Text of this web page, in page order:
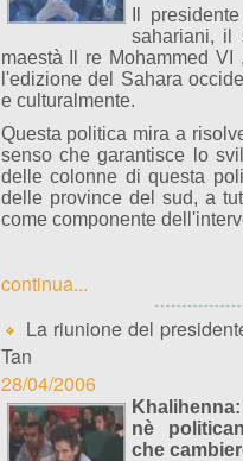
Il
sahariani, il
maestà Il re Mohammed
l'edizione del Sahara
e culturalmente.
Questa politica mira a
senso che garantisce lo
delle colonne di questa
delle province del sud, a
come componente
continua...
La riunione del
Tan
28/04/2006
nè
che